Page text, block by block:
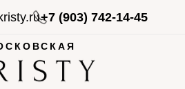
+7 (903) 742-14-45